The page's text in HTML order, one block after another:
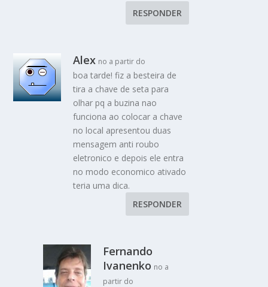
RESPONDER
Alex no a partir do
boa tarde! fiz a besteira de
tira a chave de seta para
olhar pq a buzina nao
funciona ao colocar a chave
no local apresentou duas
mensagem anti roubo
eletronico e depois ele entra
no modo economico ativado
teria uma dica.
RESPONDER
Fernando
Ivanenko no a
partir do